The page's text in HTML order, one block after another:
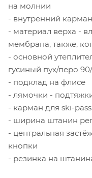
на молнии
- внутренний
- материал верха -
мембрана, также,
- основной
гусиный пух/перо 90/
- подклад на флисе
- лямочки -
- карман для ski-
- ширина штанин
- центральная
кнопки
- резинка на